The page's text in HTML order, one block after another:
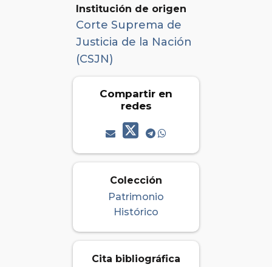
Institución de origen
Corte Suprema de
Justicia de la Nación
(CSJN)
Compartir en
redes
Colección
Patrimonio
Histórico
Cita bibliográfica